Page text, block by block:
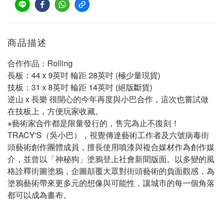
商品描述
合作作品：Rolling
長板：44 x 9英吋 輪距 28英吋 (極少量現貨)
技板：31 x 8英吋 輪距 14英吋 (絕版斷貨)
逆山 x 長樂 很開心的今年再度與小巴合作，這次也嘗試做
在技板上，方便玩家收藏。
※藝術家合作都是限量發行的，售完為止不復刻！
TRACY'S（吳小巴），視覺傳達藝術工作者及六號病毒街
頭藝術創作團體成員，擅長使用噴漆與複合媒材作為創作媒
介，並曾以「神秘狗」塗鴉登上社會新聞版面。以多變的風
格詮釋街圖塗鴉，企圖顛覆大眾對街頭藝術的負面觀感，為
塗鴉藝術帶來更多元的想像與可能性，讓城市的每一個角落
都可以成為畫布。